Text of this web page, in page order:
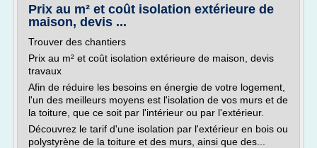
Prix au m² et coût isolation extérieure de
maison, devis ...
Trouver des chantiers
Prix au m² et coût isolation extérieure de maison, devis
travaux
Afin de réduire les besoins en énergie de votre logement,
l'un des meilleurs moyens est l'isolation de vos murs et de
la toiture, que ce soit par l'intérieur ou par l'extérieur.
Découvrez le tarif d'une isolation par l'extérieur en bois ou
polystyrène de la toiture et des murs, ainsi que des...